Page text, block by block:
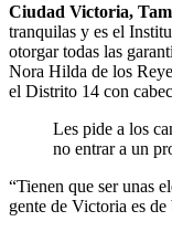
Ciudad Victoria,
tranquilas y es el
otorgar todas las
Nora Hilda de los
el Distrito 14 con
Les pide a los
no entrar a un
“Tienen que ser unas
gente de Victoria es de